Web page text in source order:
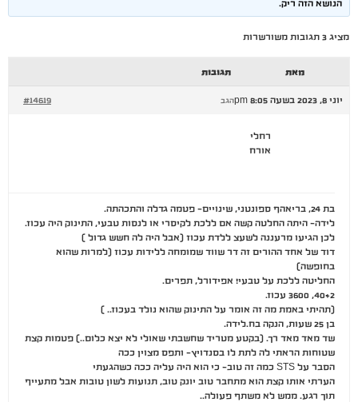
הנושא הזה ריק.
מציג 3 תגובות משורשרות
מאת תגובות
יוני 8, 2023 בשעה 8:05 pm #14619 הגב
רחלי
אורח
בת 24, בריאהף ספונטני, שינויים- פטמה גדלה והתכהתה.
לידה- היתה החלטה קשה אם ללכת לקיסרי או לנסות טבעי, התינוק היה עכוז.
לכן הגיעו מרעננה לשעצ ללדת עכוז (אבל היה לה חשש גדול )
דוד של אחד ההורים זה דר שווד שמומחה ללידות עכוז (למרות שהוא
בחופשה)
החליטה ללכת על טבעי! אפידורל, תפרים.
40+2, 3600 עכוז.
(תהיתי באמת מה זה אומר על התינוק שהוא נולד בעכוז.. )
בן 25 שעות, הנקה בח.לידה.
שד מאד מאד רך. (בקטע מטריד שחשבתי שאולי לא יצא כלום..) פטמות קצת
שטוחות הראתי לה לתת לו בסנדויץ- ותפס מצוין ככה
הסבר על STS כמה זה טוב- כי הוא היה עליה ככה כשהגעתי
הערתי אותו קצת הוא מתחבר טוב יונק טוב, תנועות לשון טובות אבל מתעייף
תוך רגע. ממש לא משתף פעולה..